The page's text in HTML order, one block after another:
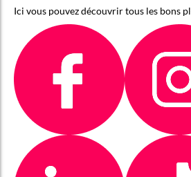
Ici vous pouvez découvrir tous les bons